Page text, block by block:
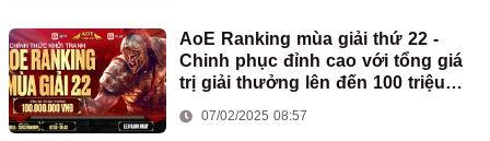
AoE Ranking mùa giải thứ 22 -
Chinh phục đỉnh cao với tổng giá
trị giải thưởng lên đến 100 triệu
đồng
07/02/2025 08:57